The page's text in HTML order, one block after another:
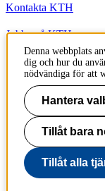
Kontakta KTH
Jobba på KTH
Press och media
Faktura och
Om KTH:s
Till sidans topp
Denna webbplats
dig och hur du
nödvändiga för att
Hantera
Tillåt bara
Tillåt alla